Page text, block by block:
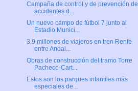
Campaña de control y de prevención de
accidentes d...
Un nuevo campo de fútbol 7 junto al
Estadio Munici...
3,9 millones de viajeros en tren Renfe
entre Andal...
Obras de construcción del tramo Torre
Pacheco-Cart...
Estos son los parques infantiles más
especiales de...